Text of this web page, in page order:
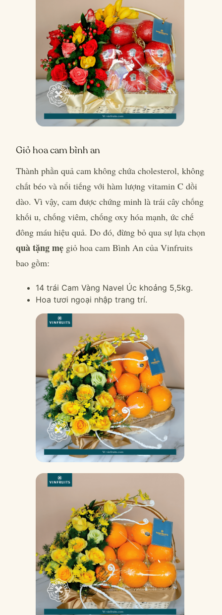
Giỏ hoa cam bình an
Thành phần quả cam không chứa cholesterol, không
chất béo và nổi tiếng với hàm lượng vitamin C dồi
dào. Vì vậy, cam được chứng minh là trái cây chống
khối u, chống viêm, chống oxy hóa mạnh, ức chế
đông máu hiệu quả. Do đó, đừng bỏ qua sự lựa chọn
quà tặng mẹ giỏ hoa cam Bình An của Vinfruits
bao gồm:
14 trái Cam Vàng Navel Úc khoảng 5,5kg.
Hoa tươi ngoại nhập trang trí.